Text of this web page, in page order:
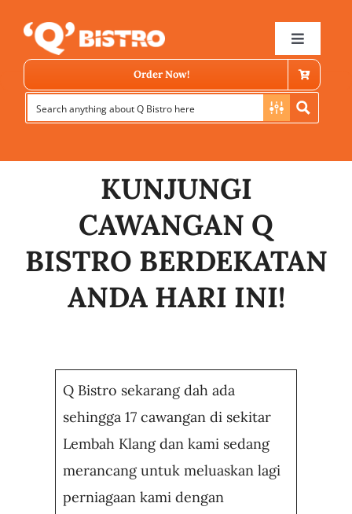
content
Toggle
Store Locator
Business
Order Now!
KUNJUNGI
CAWANGAN Q
BISTRO BERDEKATAN
ANDA HARI INI!
Q Bistro sekarang dah ada
sehingga 17 cawangan di sekitar
Lembah Klang dan kami sedang
merancang untuk meluaskan lagi
perniagaan kami dengan